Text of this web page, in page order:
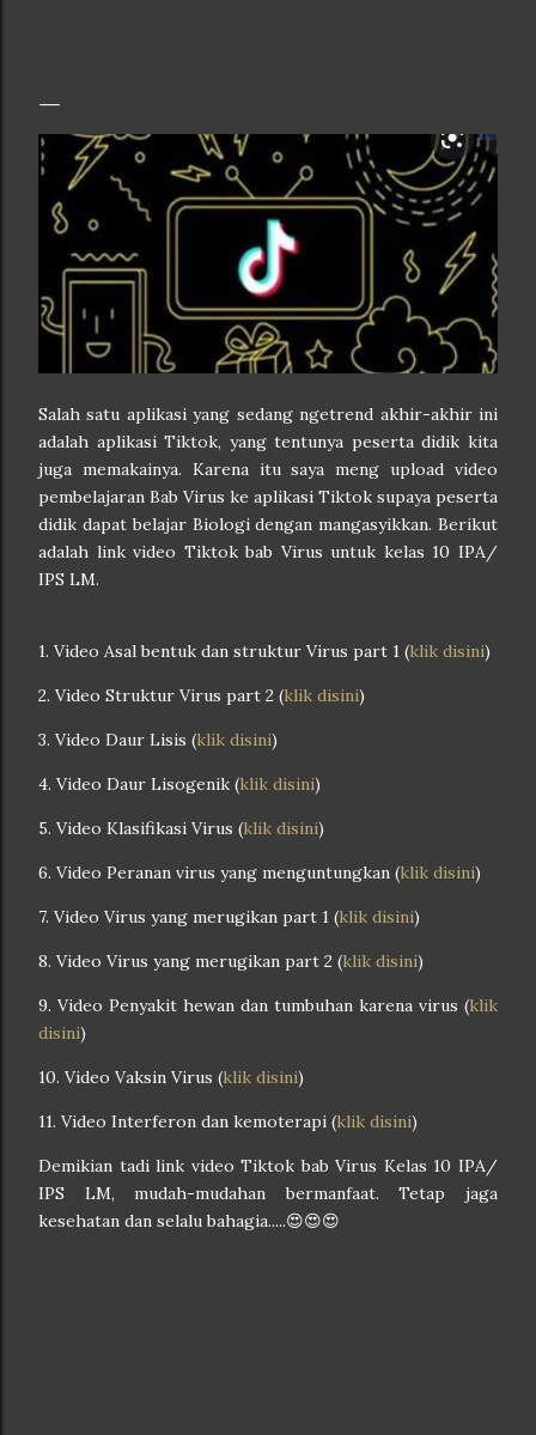
Salah satu aplikasi yang sedang ngetrend akhir-akhir ini
adalah aplikasi Tiktok, yang tentunya peserta didik kita
juga memakainya. Karena itu saya meng upload video
pembelajaran Bab Virus ke aplikasi Tiktok supaya peserta
didik dapat belajar Biologi dengan mangasyikkan. Berikut
adalah link video Tiktok bab Virus untuk kelas 10 IPA/
IPS LM.
1. Video Asal bentuk dan struktur Virus part 1 (klik disini)
2. Video Struktur Virus part 2 (klik disini)
3. Video Daur Lisis (klik disini)
4. Video Daur Lisogenik (klik disini)
5. Video Klasifikasi Virus (klik disini)
6. Video Peranan virus yang menguntungkan (klik disini)
7. Video Virus yang merugikan part 1 (klik disini)
8. Video Virus yang merugikan part 2 (klik disini)
9. Video Penyakit hewan dan tumbuhan karena virus (klik
disini)
10. Video Vaksin Virus (klik disini)
11. Video Interferon dan kemoterapi (klik disini)
Demikian tadi link video Tiktok bab Virus Kelas 10 IPA/
IPS LM, mudah-mudahan bermanfaat. Tetap jaga
kesehatan dan selalu bahagia.....😍😍😍